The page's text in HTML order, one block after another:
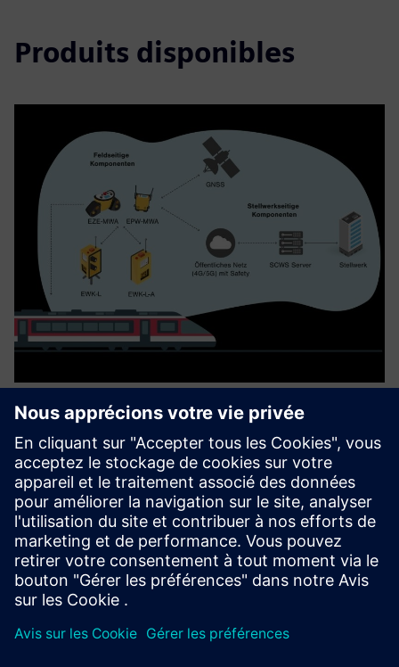
Produits disponibles
Interoperable SCWS Safety System
with EULYNX Interface
Un système d'alerte automatique contrôlé par signaux qui
fournit des alertes ponctuelles et spécifiques à l'itinéraire
afin de réduire les interruptions de travail et d'améliorer
l'efficacité de la maintenance. Il propose des flux...
En savoir plus